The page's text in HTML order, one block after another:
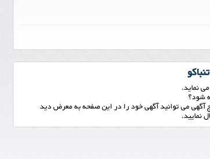
نماید.
شود؟
آگهی می توانید آگهی خود را در این صفحه به معرض دید
نمایید.